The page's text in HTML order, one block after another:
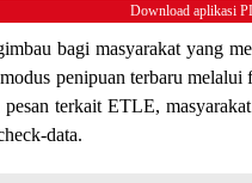
Download aplikasi
bagi masyarakat yang
penipuan terbaru
pesan terkait ETLE,
data.